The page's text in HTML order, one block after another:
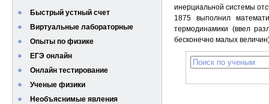
Быстрый устный счет
Виртуальные лабораторные
Опыты по физике
ЕГЭ онлайн
Онлайн тестирование
Ученые физики
Необъяснимые явления
инерциальной системы
1875 выполнил
термодинамики (ввел
бесконечно малых